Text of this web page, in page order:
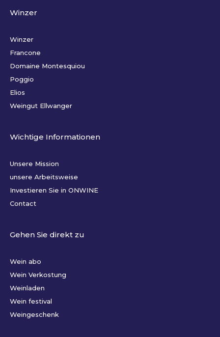
Winzer
Winzer
Francone
Domaine Montesquiou
Poggio
Elios
Weingut Ellwanger
Wichtige Informationen
Unsere Mission
unsere Arbeitsweise
Investieren Sie in ONWINE
Contact
Gehen Sie direkt zu
Wein abo
Wein Verkostung
Weinladen
Wein festival
Weingeschenk